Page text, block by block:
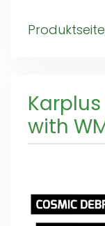
Produktseite
with